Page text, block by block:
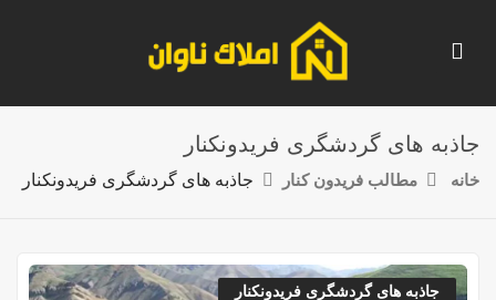
جاذبه های گردشگری فریدونکنار
خانه مطالب فریدون کنار جاذبه های گردشگری فریدونکنار
جاذبه های گردشگری فریدونکنار